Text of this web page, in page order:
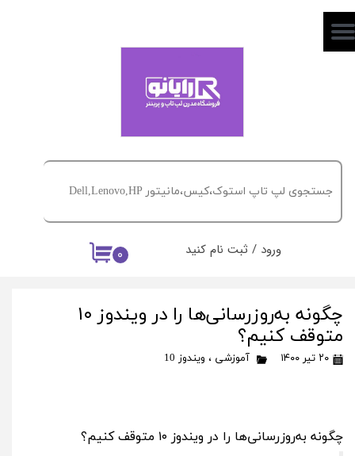
۰ ورود / ثبت نام کنید
حساب کاربری من
خروج از حساب کاربری
چگونه به‌روزرسانی‌ها را در ویندوز ۱۰
متوقف کنیم؟
۲۰ تیر ۱۴۰۰ آموزشی ، ویندوز 10
چگونه به‌روزرسانی‌ها را در ویندوز ۱۰ متوقف کنیم؟